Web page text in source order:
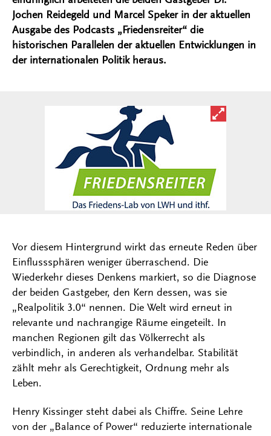
Jochen Reidegeld und Marcel Speker in der aktuellen
Ausgabe des Podcasts „Friedensreiter“ die
historischen Parallelen der aktuellen Entwicklungen in
der internationalen Politik heraus.
Bild in
Vor diesem Hintergrund wirkt das erneute Reden über
Einflusssphären weniger überraschend. Die
Wiederkehr dieses Denkens markiert, so die Diagnose
der beiden Gastgeber, den Kern dessen, was sie
„Realpolitik 3.0“ nennen. Die Welt wird erneut in
relevante und nachrangige Räume eingeteilt. In
manchen Regionen gilt das Völkerrecht als
verbindlich, in anderen als verhandelbar. Stabilität
zählt mehr als Gerechtigkeit, Ordnung mehr als
Leben.
Henry Kissinger steht dabei als Chiffre. Seine Lehre
von der „Balance of Power“ reduzierte internationale